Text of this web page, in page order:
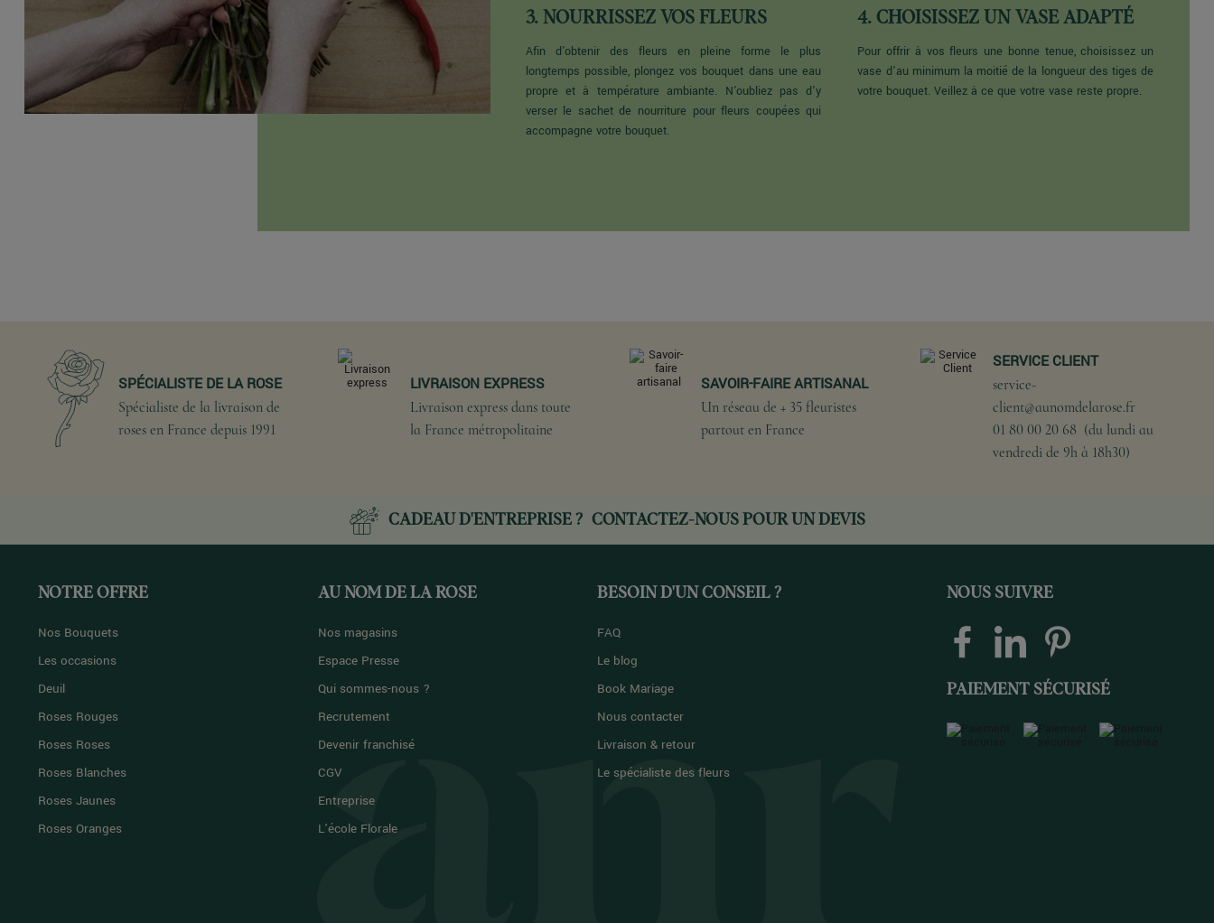
3. NOURRISSEZ VOS FLEURS
Afin d'obtenir des fleurs en pleine forme le plus
longtemps possible, plongez vos bouquet dans une eau
propre et à température ambiante. N'oubliez pas d'y
verser le sachet de nourriture pour fleurs coupées qui
accompagne votre bouquet.
4. CHOISISSEZ UN VASE ADAPTÉ
Pour offrir à vos fleurs une bonne tenue, choisissez un
vase d'au minimum la moitié de la longueur des tiges de
votre bouquet. Veillez à ce que votre vase reste propre.
SPÉCIALISTE DE LA ROSE
Spécialiste de la livraison de
roses en France depuis 1991
LIVRAISON EXPRESS
Livraison express dans toute
la France métropolitaine
SAVOIR-FAIRE ARTISANAL
Un réseau de + 35 fleuristes
partout en France
SERVICE CLIENT
service-
client@aunomdelarose.fr
01 80 00 20 68 (du lundi au
vendredi de 9h à 18h30)
CADEAU D'ENTREPRISE ? CONTACTEZ-NOUSPOUR UN DEVIS
NOTRE OFFRE
Nos Bouquets
Les occasions
Deuil
Roses Rouges
Roses Roses
Roses Blanches
Roses Jaunes
Roses Oranges
AU NOM DE LA ROSE
Nos magasins
Espace Presse
Qui sommes-nous ?
Recrutement
Devenir franchisé
CGV
Entreprise
L'école Florale
BESOIN D'UN CONSEIL ?
FAQ
Le blog
Book Mariage
Nous contacter
Livraison & retour
Le spécialiste des fleurs
NOUS SUIVRE
PAIEMENT SÉCURISÉ